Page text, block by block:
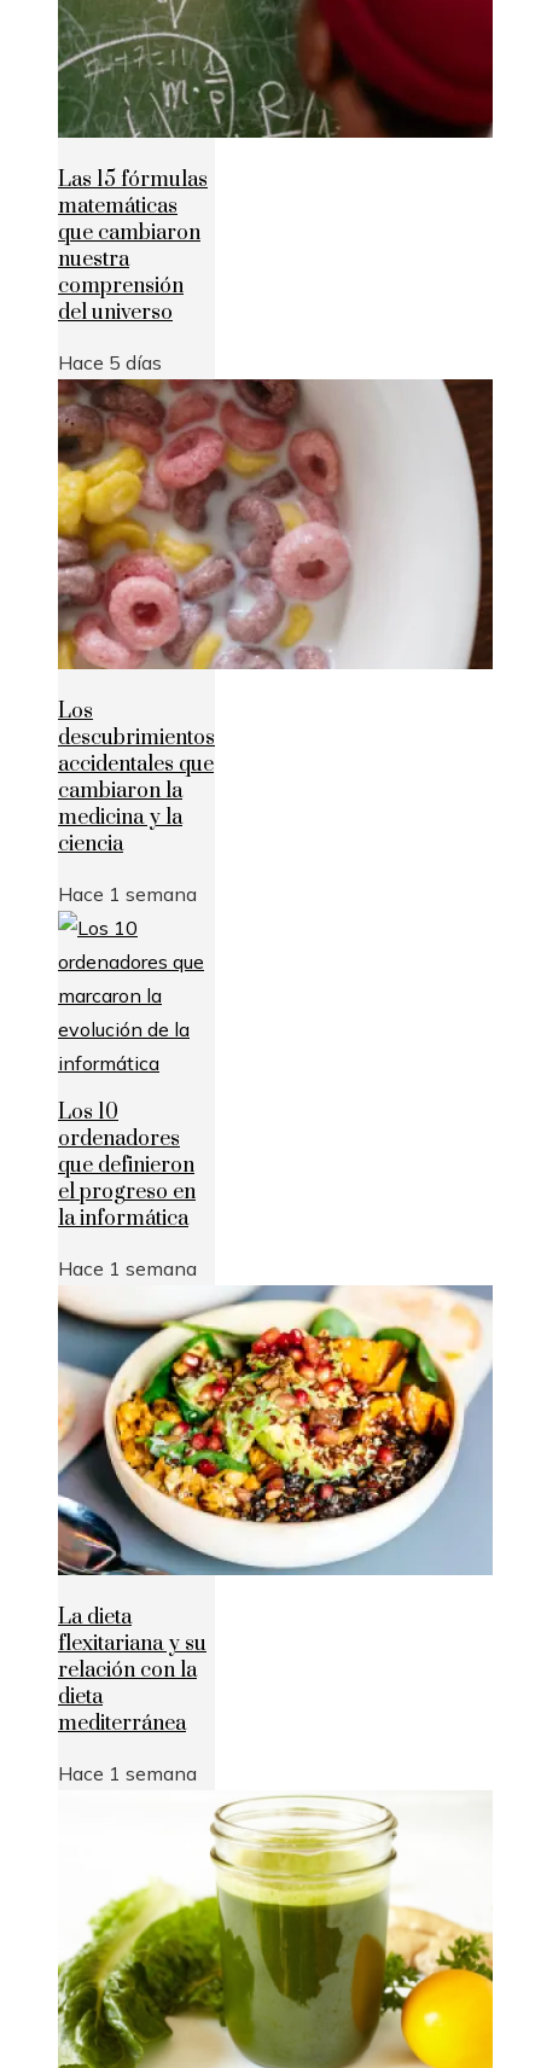
Las 15 fórmulas
matemáticas
que cambiaron
nuestra
comprensión
del universo
Hace 5 días
Los
descubrimientos
accidentales que
cambiaron la
medicina y la
ciencia
Hace 1 semana
Los 10
ordenadores
que definieron
el progreso en
la informática
Hace 1 semana
La dieta
flexitariana y su
relación con la
dieta
mediterránea
Hace 1 semana